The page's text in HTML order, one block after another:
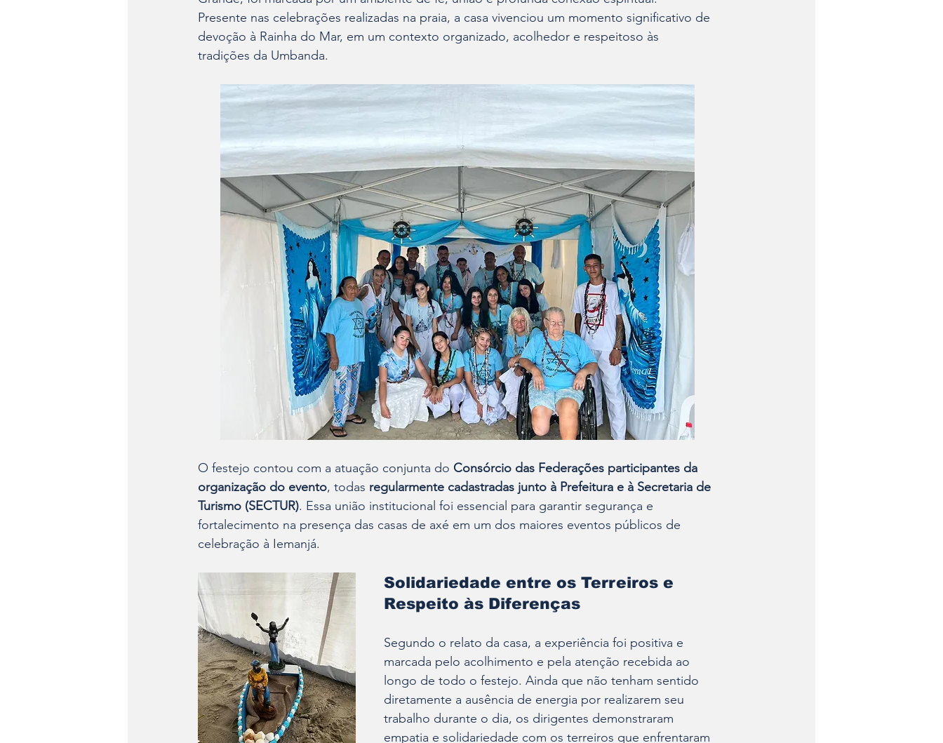
Presente nas celebrações realizadas na praia, a casa vivenciou um momento significativo de
devoção à Rainha do Mar, em um contexto organizado, acolhedor e respeitoso às
tradições da Umbanda.
O festejo contou com a atuação conjunta do Consórcio das Federações participantes da
organização do evento, todas regularmente cadastradas junto à Prefeitura e à Secretaria de
Turismo (SECTUR). Essa união institucional foi essencial para garantir segurança e
fortalecimento na presença das casas de axé em um dos maiores eventos públicos de
celebração à Iemanjá.
Solidariedade entre os Terreiros e
Respeito às Diferenças
Segundo o relato da casa, a experiência foi positiva e
marcada pelo acolhimento e pela atenção recebida ao
longo de todo o festejo. Ainda que não tenham sentido
diretamente a ausência de energia por realizarem seu
trabalho durante o dia, os dirigentes demonstraram
empatia e solidariedade com os terreiros que enfrentaram